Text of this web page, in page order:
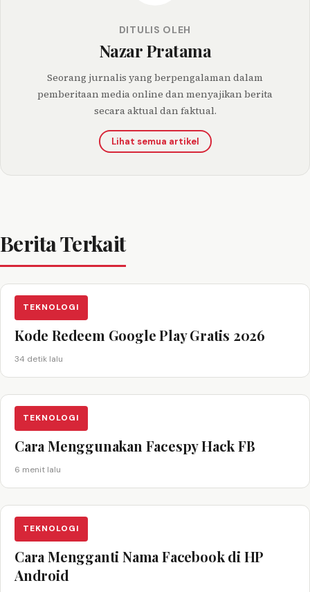
DITULIS OLEH
Nazar Pratama
Seorang jurnalis yang berpengalaman dalam
pemberitaan media online dan menyajikan berita
secara aktual dan faktual.
Lihat semua artikel
Berita Terkait
TEKNOLOGI
Kode Redeem Google Play Gratis 2026
34 detik lalu
TEKNOLOGI
Cara Menggunakan Facespy Hack FB
6 menit lalu
TEKNOLOGI
Cara Mengganti Nama Facebook di HP
Android